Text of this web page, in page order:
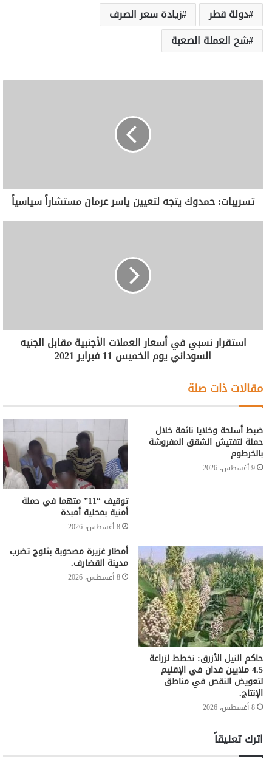
دولة قطر
زيادة سعر الصرف
شح العملة الصعبة
تسريبات: حمدوك يتجه لتعيين ياسر عرمان مستشاراً سياسياً
استقرار نسبي في أسعار العملات الأجنبية مقابل الجنيه
السوداني يوم الخميس 11 فبراير 2021
مقالات ذات صلة
ضبط أسلحة وخلايا نائمة خلال
حملة لتفتيش الشقق المفروشة
بالخرطوم
9 أغسطس، 2026
توقيف “11” متهما في حملة
أمنية بمحلية أمبدة
8 أغسطس، 2026
حاكم النيل الأزرق: نخطط لزراعة
4.5 ملايين فدان في الإقليم
لتعويض النقص في مناطق
الإنتاج.
8 أغسطس، 2026
أمطار غزيرة مصحوبة بثلوج تضرب
مدينة القضارف.
8 أغسطس، 2026
اترك تعليقاً